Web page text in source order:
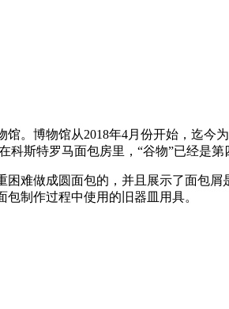
。博物馆从2018年4月份开始，迄今
斯特罗马面包房里，“谷物”已经是第
难做成圆面包的，并且展示了面包
制作过程中使用的旧器皿用具。